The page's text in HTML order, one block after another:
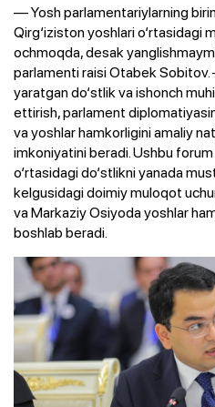
— Yosh parlamentariylarning
Qirg‘iziston yoshlari o‘rtasidagi
ochmoqda, desak
parlamenti raisi Otabek
yaratgan do‘stlik va ishonch
ettirish, parlament
va yoshlar hamkorligini amaliy
imkoniyatini beradi. Ushbu
o‘rtasidagi do‘stlikni yanada
kelgusidagi doimiy muloqot
va Markaziy Osiyoda yoshlar
boshlab beradi.